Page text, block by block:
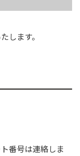
します。
番号は連絡しま